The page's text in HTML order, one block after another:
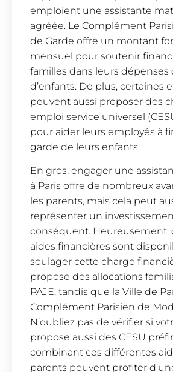
emploient une assistante
agréée. Le Complément
de Garde offre un montant
mensuel pour soutenir
familles dans leurs dépenses
d’enfants. De plus, certaines
peuvent aussi proposer des
emploi service universel
pour aider leurs employés à
garde de leurs enfants.
En gros, engager une
à Paris offre de nombreux
les parents, mais cela peut
représenter un
conséquent. Heureusement,
aides financières sont
soulager cette charge
propose des allocations
PAJE, tandis que la Ville de
Complément Parisien de
N’oubliez pas de vérifier si
propose aussi des CESU
combinant ces différentes
parents peuvent profiter